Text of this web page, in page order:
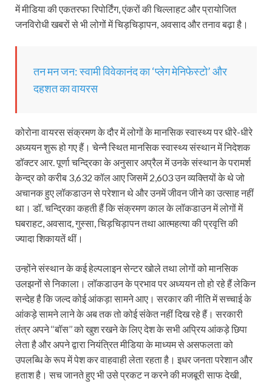
में मीडिया की एकतरफा रिपोर्टिंग, एंकरों की चिल्लाहट और प्रायोजित
जनविरोधी खबरों से भी लोगों में चिड़चिड़ापन, अवसाद और तनाव बढ़ा है।
तन मन जन: स्वामी विवेकानंद का ‘प्लेग मेनिफेस्टो’ और
दहशत का वायरस
कोरोना वायरस संक्रमण के दौर में लोगों के मानसिक स्वास्थ्य पर धीरे-धीरे
अध्ययन शुरू हो गए हैं। चेन्नै स्थित मानसिक स्वास्थ्य संस्थान में निदेशक
डॉक्टर आर. पूर्णा चन्द्रिका के अनुसार अप्रैल में उनके संस्थान के परामर्श
केन्द्र को करीब 3,632 कॉल आए जिसमें 2,603 उन व्यक्तियों के थे जो
अचानक हुए लॉकडाउन से परेशान थे और उनमें जीवन जीने का उत्साह नहीं
था। डॉ. चन्द्रिका कहती हैं कि संक्रमण काल के लॉकडाउन में लोगों में
घबराहट, अवसाद, गुस्सा, चिड़चिड़ापन तथा आत्महत्या की प्रवृत्ति की
ज्यादा शिकायतें थीं।
उन्होंने संस्थान के कई हेल्पलाइन सेन्टर खोले तथा लोगों को मानसिक
उलझनों से निकाला। लॉकडाउन के प्रभाव पर अध्ययन तो हो रहे हैं लेकिन
सन्देह है कि जल्द कोई आंकड़ा सामने आए। सरकार की नीति में सच्चाई के
आंकड़े सामने लाने के अब तक तो कोई संकेत नहीं दिख रहे हैं। सरकारी
तंत्र अपने ‘‘बॉस’’ को खुश रखने के लिए देश के सभी अप्रिय आंकड़े छिपा
लेता है और अपने द्वारा नियंत्रित मीडिया के माध्यम से असफलता को
उपलब्धि के रूप में पेश कर वाहवाही लेता रहता है। इधर जनता परेशान और
हताश है। सच जानते हुए भी उसे प्रकट न करने की मजबूरी साफ देखी,